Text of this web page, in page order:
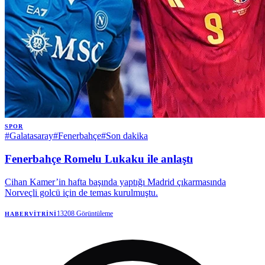
SPOR
#Galatasaray#Fenerbahçe#Son dakika
Fenerbahçe Romelu Lukaku ile anlaştı
Cihan Kamer’in hafta başında yaptığı Madrid çıkarmasında
Norveçli golcü için de temas kurulmuştu.
HABERVITRINI13208 Görüntüleme